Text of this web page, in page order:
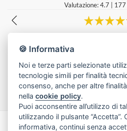
Valutazione: 4.7 177
Lascia una recensione
🍪 Informativa
Noi e terze parti selezionate
tecnologie simili per finalità
consenso, anche per altre
nellacookie policy.
Puoi acconsentire all’utilizzo di
utilizzando il pulsante “Accetta”.
informativa, continui senza